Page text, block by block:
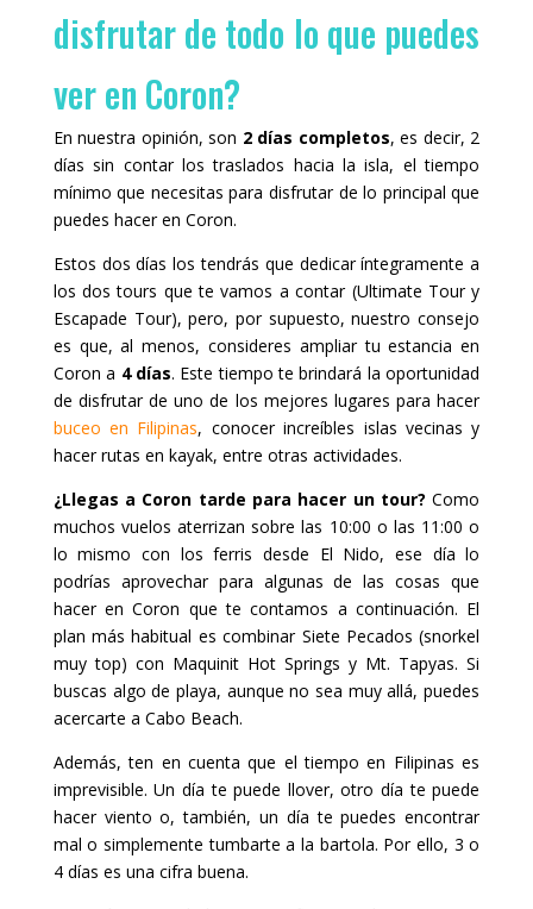
disfrutar de todo lo que puedes
ver en Coron?
En nuestra opinión, son 2 días completos, es decir, 2
días sin contar los traslados hacia la isla, el tiempo
mínimo que necesitas para disfrutar de lo principal que
puedes hacer en Coron.
Estos dos días los tendrás que dedicar íntegramente a
los dos tours que te vamos a contar (Ultimate Tour y
Escapade Tour), pero, por supuesto, nuestro consejo
es que, al menos, consideres ampliar tu estancia en
Coron a 4 días. Este tiempo te brindará la oportunidad
de disfrutar de uno de los mejores lugares para hacer
buceo en Filipinas, conocer increíbles islas vecinas y
hacer rutas en kayak, entre otras actividades.
¿Llegas a Coron tarde para hacer un tour? Como
muchos vuelos aterrizan sobre las 10:00 o las 11:00 o
lo mismo con los ferris desde El Nido, ese día lo
podrías aprovechar para algunas de las cosas que
hacer en Coron que te contamos a continuación. El
plan más habitual es combinar Siete Pecados (snorkel
muy top) con Maquinit Hot Springs y Mt. Tapyas. Si
buscas algo de playa, aunque no sea muy allá, puedes
acercarte a Cabo Beach.
Además, ten en cuenta que el tiempo en Filipinas es
imprevisible. Un día te puede llover, otro día te puede
hacer viento o, también, un día te puedes encontrar
mal o simplemente tumbarte a la bartola. Por ello, 3 o
4 días es una cifra buena.